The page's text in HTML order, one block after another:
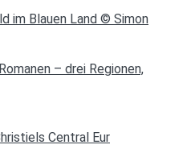
– drei Regionen,